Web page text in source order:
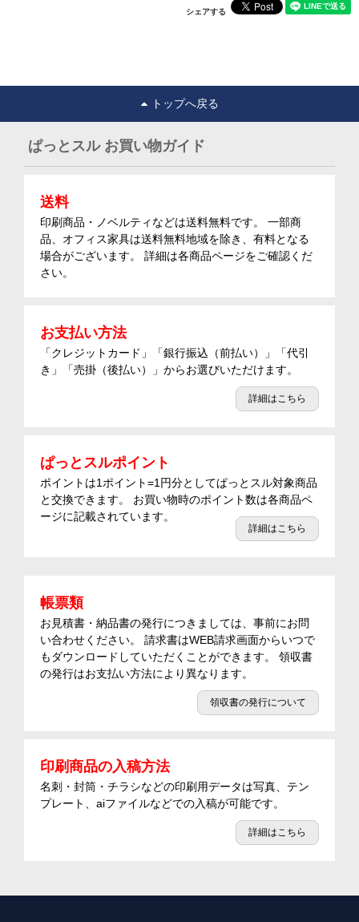
シェアする
トップへ戻る
ぱっとスル お買い物ガイド
送料
印刷商品・ノベルティなどは送料無料です。 一部商
品、オフィス家具は送料無料地域を除き、有料となる
場合がございます。 詳細は各商品ページをご確認くだ
さい。
お支払い方法
「クレジットカード」「銀行振込（前払い）」「代引
き」「売掛（後払い）」からお選びいただけます。
詳細はこちら
ぱっとスルポイント
ポイントは1ポイント=1円分としてぱっとスル対象商品
と交換できます。 お買い物時のポイント数は各商品ペ
ージに記載されています。
詳細はこちら
帳票類
お見積書・納品書の発行につきましては、事前にお問
い合わせください。 請求書はWEB請求画面からいつで
もダウンロードしていただくことができます。 領収書
の発行はお支払い方法により異なります。
領収書の発行について
印刷商品の入稿方法
名刺・封筒・チラシなどの印刷用データは写真、テン
プレート、aiファイルなどでの入稿が可能です。
詳細はこちら